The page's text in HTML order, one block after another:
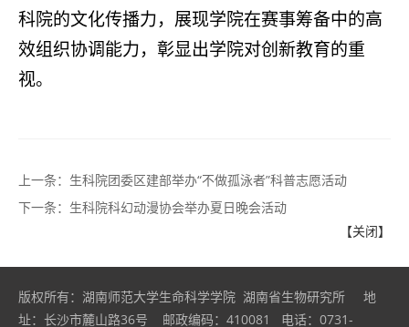
科院的文化传播力，展现学院在赛事筹备中的高
效组织协调能力，彰显出学院对创新教育的重
视。
上一条： 生科院团委区建部举办“不做孤泳者”科普志愿活动
下一条： 生科院科幻动漫协会举办夏日晚会活动
【关闭】
版权所有：湖南师范大学生命科学学院 湖南省生物研究所 地
址：长沙市麓山路36号 邮政编码：410081 电话：0731-